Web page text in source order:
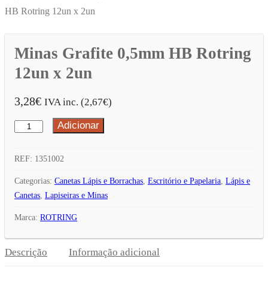
HB Rotring 12un x 2un
Minas Grafite 0,5mm HB Rotring
12un x 2un
3,28€ IVA inc. (2,67€)
Quantidade
Minas
Grafite
0,5mm
12un
x
Adicionar
REF: 1351002
Categorias: Canetas Lápis e Borrachas, Escritório e Papelaria, Lápis e
Canetas, Lapiseiras e Minas
Marca: ROTRING
Descrição Informação adicional